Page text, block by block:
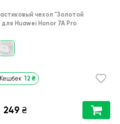
чехол "Золотой
для Huawei Honor 7A Pro
Кешбек 12 ₴
249 ₴